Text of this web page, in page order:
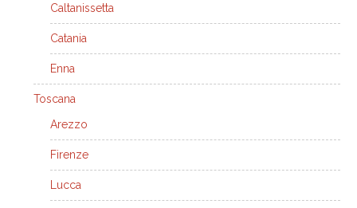
Caltanissetta
Catania
Enna
Toscana
Arezzo
Firenze
Lucca